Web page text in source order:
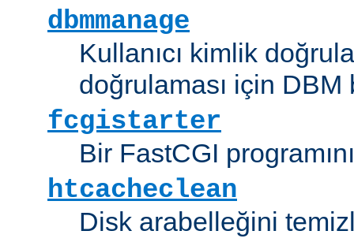
dbmmanage
Kullanıcı kimlik
doğrulaması için
fcgistarter
Bir FastCGI programını
htcacheclean
Disk arabelleğini